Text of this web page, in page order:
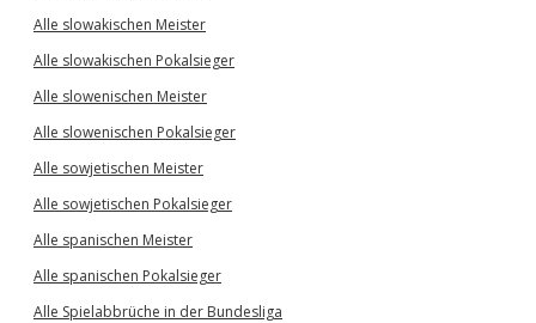
Alle slowakischen Meister
Alle slowakischen Pokalsieger
Alle slowenischen Meister
Alle slowenischen Pokalsieger
Alle sowjetischen Meister
Alle sowjetischen Pokalsieger
Alle spanischen Meister
Alle spanischen Pokalsieger
Alle Spielabbrüche in der Bundesliga